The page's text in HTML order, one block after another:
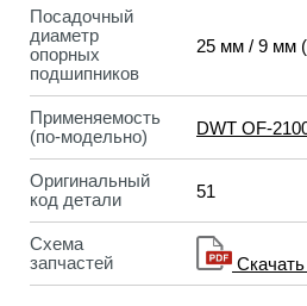
Посадочный
диаметр
опорных
подшипников
25 мм / 9 мм
Применяемость
(по-модельно)
DWT OF-
Оригинальный
код детали
51
Схема
запчастей